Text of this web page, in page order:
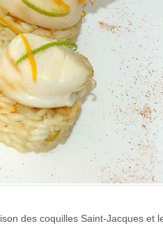
des coquilles Saint-Jacques et